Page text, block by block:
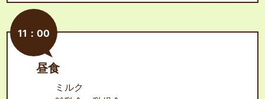
11：00
昼食
ミルク